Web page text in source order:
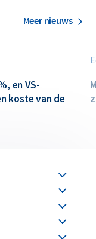
Meer nieuws
en VS-
koste van de